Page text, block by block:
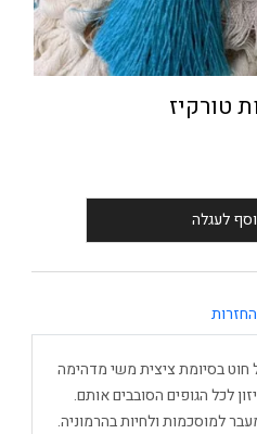
טורקיז
לעגלה
חוט בסיומת ציצית משי מדהימה
לכל הגופים הסובבים אותם.
למוסכמות ולחיות בהרמוניה.